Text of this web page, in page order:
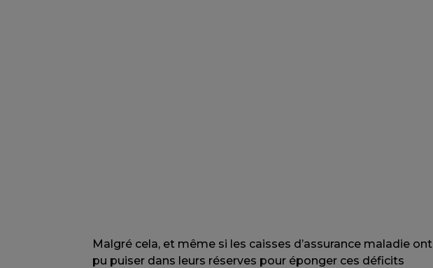
Malgré cela, et même si les caisses d’assurance maladie ont
pu puiser dans leurs réserves pour éponger ces déficits